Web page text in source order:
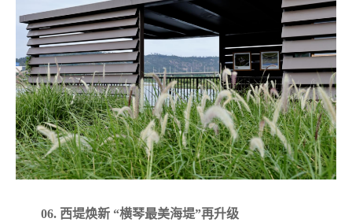
06. 西堤焕新 “横琴最美海堤”再升级